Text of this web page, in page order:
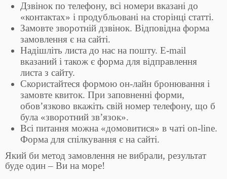
Дзвінок по телефону, всі номери вказані до
«контактах» і продубльовані на сторінці статті.
Замовте зворотній дзвінок. Відповідна форма
замовлення є на сайті.
Надішліть листа до нас на пошту. E-mail
вказаний і також є форма для відправлення
листа з сайту.
Скористайтеся формою он-лайн бронювання і
замовте квиток. При заповненні форми,
обов’язково вкажіть свій номер телефону, що б
була «зворотний зв’язок».
Всі питання можна «домовитися» в чаті on-line.
Форма для спілкування є на сайті.
Який би метод замовлення не вибрали, результат
буде один – Ви на море!